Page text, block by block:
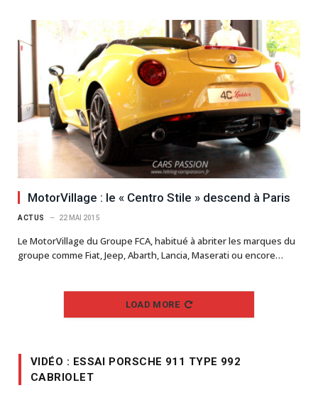
MotorVillage : le « Centro Stile » descend à Paris
ACTUS 22 MAI 2015
Le MotorVillage du Groupe FCA, habitué à abriter les marques du
groupe comme Fiat, Jeep, Abarth, Lancia, Maserati ou encore…
LOAD MORE
VIDÉO : ESSAI PORSCHE 911 TYPE 992
CABRIOLET